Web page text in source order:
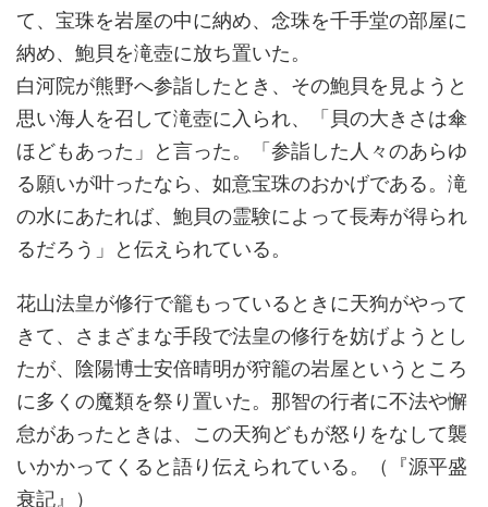
て、宝珠を岩屋の中に納め、念珠を千手堂の部屋に
納め、鮑貝を滝壺に放ち置いた。
白河院が熊野へ参詣したとき、その鮑貝を見ようと
思い海人を召して滝壺に入られ、「貝の大きさは傘
ほどもあった」と言った。「参詣した人々のあらゆ
る願いが叶ったなら、如意宝珠のおかげである。滝
の水にあたれば、鮑貝の霊験によって長寿が得られ
るだろう」と伝えられている。
花山法皇が修行で籠もっているときに天狗がやって
きて、さまざまな手段で法皇の修行を妨げようとし
たが、陰陽博士安倍晴明が狩籠の岩屋というところ
に多くの魔類を祭り置いた。那智の行者に不法や懈
怠があったときは、この天狗どもが怒りをなして襲
いかかってくると語り伝えられている。（『源平盛
衰記』）